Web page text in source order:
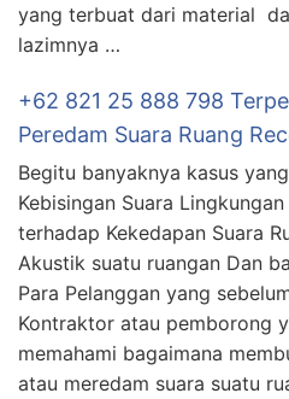
yang terbuat dari material
lazimnya …
+62 821 25 888 798
Peredam Suara Ruang
Begitu banyaknya kasus
Kebisingan Suara
terhadap Kekedapan Suara
Akustik suatu ruangan Dan
Para Pelanggan yang
Kontraktor atau pemborong
memahami bagaimana
atau meredam suara suatu